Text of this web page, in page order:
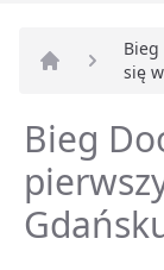
Strona główna
Bieg
się
Bieg